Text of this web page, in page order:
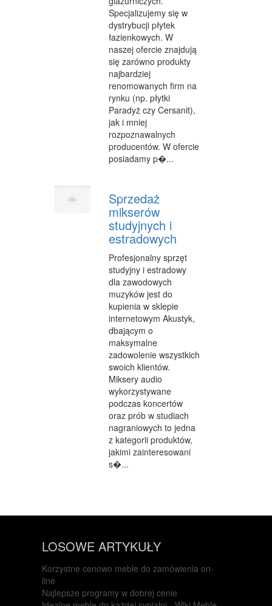
Specjalizujemy się w
dystrybucji płytek
łazienkowych. W
naszej ofercie znajdują
się zarówno produkty
najbardziej
renomowanych firm na
rynku (np. płytki
Paradyż czy Cersanit),
jak i mniej
rozpoznawalnych
producentów. W ofercie
posiadamy p�...
Sprzedaż
mikserów
studyjnych i
estradowych
Profesjonalny sprzęt
studyjny i estradowy
dla zawodowych
muzyków jest do
kupienia w sklepie
internetowym Akustyk,
dbającym o
maksymalne
zadowolenie wszystkich
swoich klientów.
Miksery audio
wykorzystywane
podczas koncertów
oraz prób w studiach
nagraniowych to jedna
z kategorii produktów,
jakimi zainteresowani
s�...
LOSOWE ARTYKUŁY
Korzystne cenowo meble do zamówienia on-
line
Najlepsze programy w dobrej cenie